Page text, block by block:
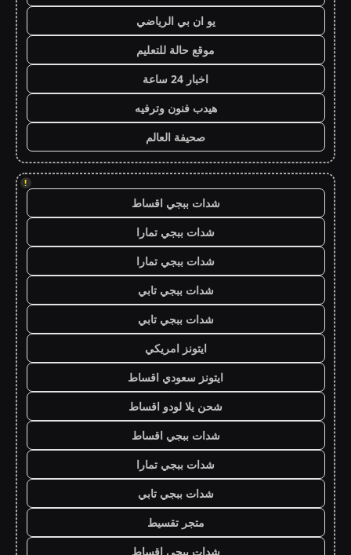
يو ان بي الرياضي
موقع حالة للتعليم
اخبار 24 ساعة
هيدب فنون وترفيه
صحيفة العالم
!
شدات ببجي اقساط
شدات ببجي تمارا
شدات ببجي تمارا
شدات ببجي تابي
شدات ببجي تابي
ايتونز امريكي
ايتونز سعودي اقساط
شحن يلا لودو اقساط
شدات ببجي اقساط
شدات ببجي تمارا
شدات ببجي تابي
متجر تقسيط
شدات ببجي اقساط